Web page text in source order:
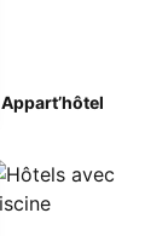
Appart’hôtel